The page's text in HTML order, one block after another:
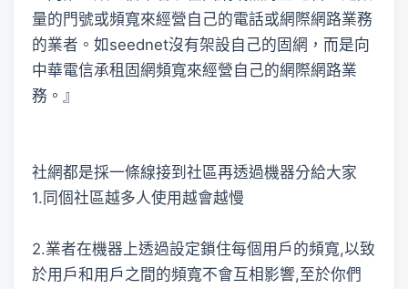
量的門號或頻寬來經營自己的電話或網際網路業務
的業者。如seednet沒有架設自己的固網，而是向
中華電信承租固網頻寬來經營自己的網際網路業
務。』
社網都是採一條線接到社區再透過機器分給大家
1.同個社區越多人使用越會越慢
2.業者在機器上透過設定鎖住每個用戶的頻寬,以致
於用戶和用戶之間的頻寬不會互相影響,至於你們